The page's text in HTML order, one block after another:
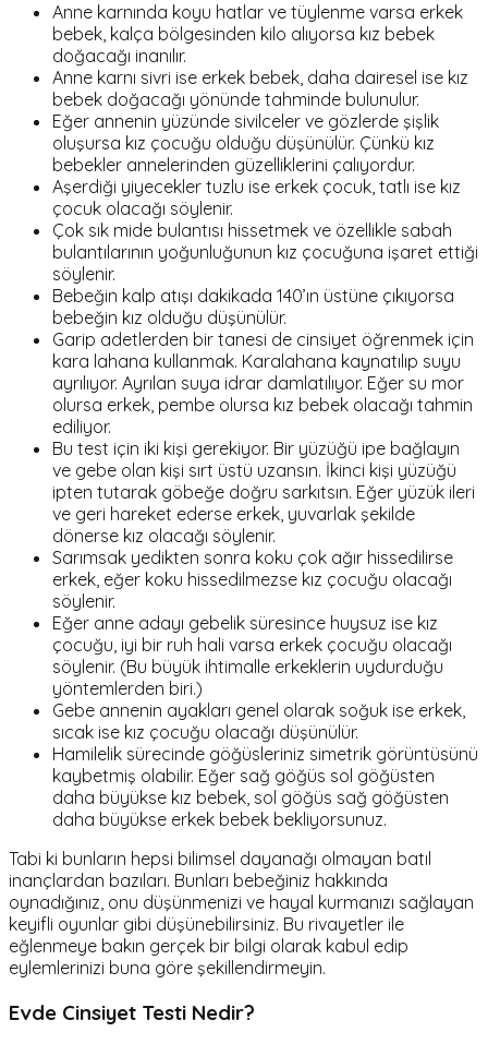
Anne karnında koyu hatlar ve tüylenme varsa erkek
bebek, kalça bölgesinden kilo alıyorsa kız bebek
doğacağı inanılır.
Anne karnı sivri ise erkek bebek, daha dairesel ise kız
bebek doğacağı yönünde tahminde bulunulur.
Eğer annenin yüzünde sivilceler ve gözlerde şişlik
oluşursa kız çocuğu olduğu düşünülür. Çünkü kız
bebekler annelerinden güzelliklerini çalıyordur.
Aşerdiği yiyecekler tuzlu ise erkek çocuk, tatlı ise kız
çocuk olacağı söylenir.
Çok sık mide bulantısı hissetmek ve özellikle sabah
bulantılarının yoğunluğunun kız çocuğuna işaret ettiği
söylenir.
Bebeğin kalp atışı dakikada 140’ın üstüne çıkıyorsa
bebeğin kız olduğu düşünülür.
Garip adetlerden bir tanesi de cinsiyet öğrenmek için
kara lahana kullanmak. Karalahana kaynatılıp suyu
ayrılıyor. Ayrılan suya idrar damlatılıyor. Eğer su mor
olursa erkek, pembe olursa kız bebek olacağı tahmin
ediliyor.
Bu test için iki kişi gerekiyor. Bir yüzüğü ipe bağlayın
ve gebe olan kişi sırt üstü uzansın. İkinci kişi yüzüğü
ipten tutarak göbeğe doğru sarkıtsın. Eğer yüzük ileri
ve geri hareket ederse erkek, yuvarlak şekilde
dönerse kız olacağı söylenir.
Sarımsak yedikten sonra koku çok ağır hissedilirse
erkek, eğer koku hissedilmezse kız çocuğu olacağı
söylenir.
Eğer anne adayı gebelik süresince huysuz ise kız
çocuğu, iyi bir ruh hali varsa erkek çocuğu olacağı
söylenir. (Bu büyük ihtimalle erkeklerin uydurduğu
yöntemlerden biri.)
Gebe annenin ayakları genel olarak soğuk ise erkek,
sıcak ise kız çocuğu olacağı düşünülür.
Hamilelik sürecinde göğüsleriniz simetrik görüntüsünü
kaybetmiş olabilir. Eğer sağ göğüs sol göğüsten
daha büyükse kız bebek, sol göğüs sağ göğüsten
daha büyükse erkek bebek bekliyorsunuz.
Tabi ki bunların hepsi bilimsel dayanağı olmayan batıl
inançlardan bazıları. Bunları bebeğiniz hakkında
oynadığınız, onu düşünmenizi ve hayal kurmanızı sağlayan
keyifli oyunlar gibi düşünebilirsiniz. Bu rivayetler ile
eğlenmeye bakın gerçek bir bilgi olarak kabul edip
eylemlerinizi buna göre şekillendirmeyin.
Evde Cinsiyet Testi Nedir?